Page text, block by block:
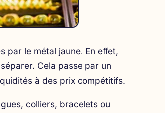
par le métal jaune. En effet,
Cela passe par un
à des prix compétitifs.
colliers, bracelets ou